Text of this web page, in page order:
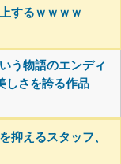
するｗｗｗｗ
う物語のエンディ
しさを誇る作品
抑えるスタッフ、